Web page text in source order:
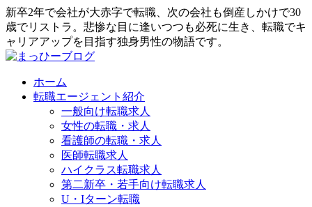
新卒2年で会社が大赤字で転職、次の会社も倒産しかけで30
歳でリストラ。悲惨な目に逢いつつも必死に生き、転職でキ
ャリアアップを目指す独身男性の物語です。
ホーム
転職エージェント紹介
一般向け転職求人
女性の転職・求人
看護師の転職・求人
医師転職求人
ハイクラス転職求人
第二新卒・若手向け転職求人
U・Iターン転職